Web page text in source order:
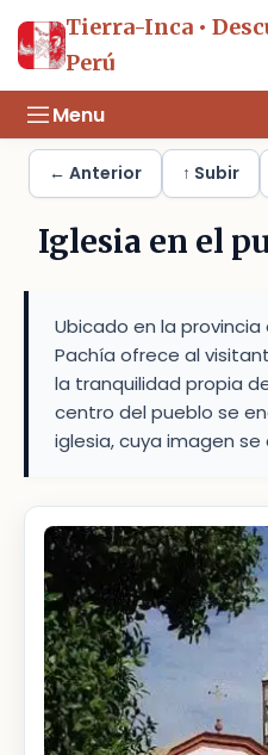
Tierra-Inca •
Perú
Menu
← Anterior ↑ Subir
Iglesia en el
Ubicado en la
Pachía ofrece al
la tranquilidad propia
centro del pueblo se
iglesia, cuya imagen